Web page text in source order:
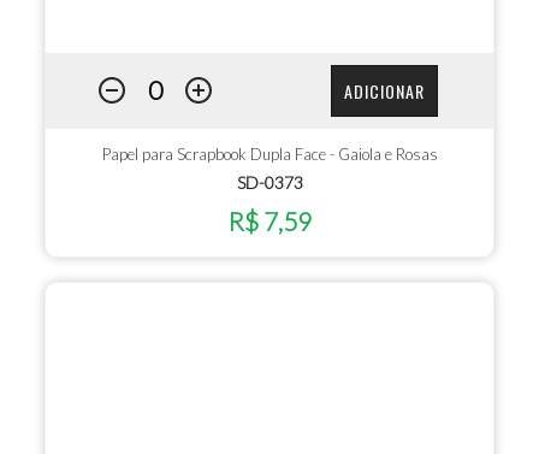
ADICIONAR
Papel para Scrapbook Dupla Face - Gaiola e Rosas
SD-0373
R$ 7,59